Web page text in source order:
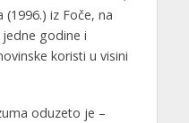
iz Foče, na
godine i
koristi u visini
oduzeto je –